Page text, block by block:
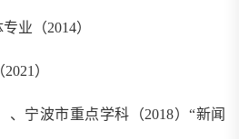
专业（2014）
2021 ）
、宁波市重点学科（2018）“新闻